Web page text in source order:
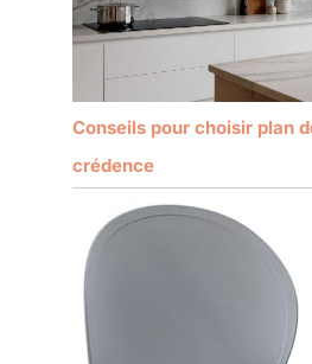
Conseils pour choisir plan
crédence